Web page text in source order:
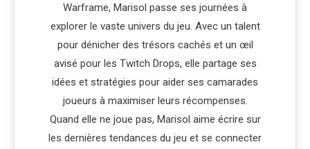
Warframe, Marisol passe ses journées à
explorer le vaste univers du jeu. Avec un talent
pour dénicher des trésors cachés et un œil
avisé pour les Twitch Drops, elle partage ses
idées et stratégies pour aider ses camarades
joueurs à maximiser leurs récompenses.
Quand elle ne joue pas, Marisol aime écrire sur
les dernières tendances du jeu et se connecter